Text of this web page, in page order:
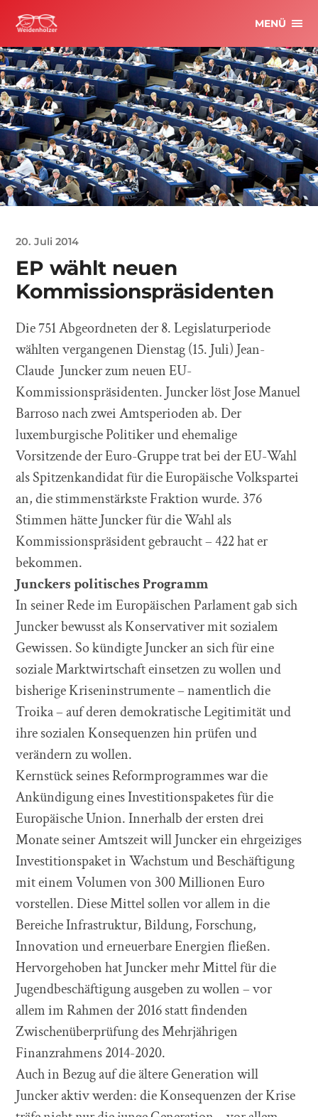
MENÜ
20. Juli 2014
EP wählt neuen
Kommissionspräsidenten
Die 751 Abgeordneten der 8. Legislaturperiode
wählten vergangenen Dienstag (15. Juli) Jean-
Claude Juncker zum neuen EU-
Kommissionspräsidenten. Juncker löst Jose Manuel
Barroso nach zwei Amtsperioden ab. Der
luxemburgische Politiker und ehemalige
Vorsitzende der Euro-Gruppe trat bei der EU-Wahl
als Spitzenkandidat für die Europäische Volkspartei
an, die stimmenstärkste Fraktion wurde. 376
Stimmen hätte Juncker für die Wahl als
Kommissionspräsident gebraucht – 422 hat er
bekommen.
Junckers politisches Programm
In seiner Rede im Europäischen Parlament gab sich
Juncker bewusst als Konservativer mit sozialem
Gewissen. So kündigte Juncker an sich für eine
soziale Marktwirtschaft einsetzen zu wollen und
bisherige Kriseninstrumente – namentlich die
Troika – auf deren demokratische Legitimität und
ihre sozialen Konsequenzen hin prüfen und
verändern zu wollen.
Kernstück seines Reformprogrammes war die
Ankündigung eines Investitionspaketes für die
Europäische Union. Innerhalb der ersten drei
Monate seiner Amtszeit will Juncker ein ehrgeiziges
Investitionspaket in Wachstum und Beschäftigung
mit einem Volumen von 300 Millionen Euro
vorstellen. Diese Mittel sollen vor allem in die
Bereiche Infrastruktur, Bildung, Forschung,
Innovation und erneuerbare Energien fließen.
Hervorgehoben hat Juncker mehr Mittel für die
Jugendbeschäftigung ausgeben zu wollen – vor
allem im Rahmen der 2016 statt findenden
Zwischenüberprüfung des Mehrjährigen
Finanzrahmens 2014-2020.
Auch in Bezug auf die ältere Generation will
Juncker aktiv werden: die Konsequenzen der Krise